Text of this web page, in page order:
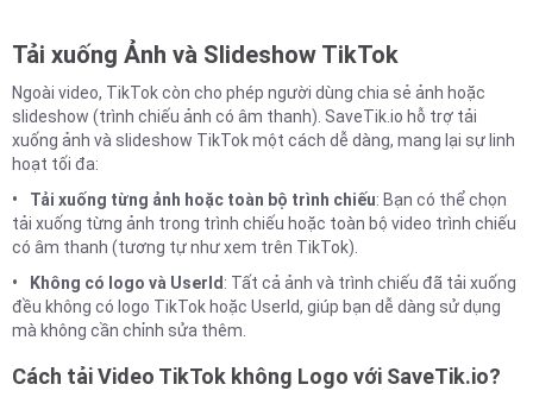
Tải xuống Ảnh và Slideshow TikTok
Ngoài video, TikTok còn cho phép người dùng chia sẻ ảnh hoặc
slideshow (trình chiếu ảnh có âm thanh). SaveTik.io hỗ trợ tải
xuống ảnh và slideshow TikTok một cách dễ dàng, mang lại sự linh
hoạt tối đa:
Tải xuống từng ảnh hoặc toàn bộ trình chiếu: Bạn có thể chọn
tải xuống từng ảnh trong trình chiếu hoặc toàn bộ video trình chiếu
có âm thanh (tương tự như xem trên TikTok).
Không có logo và UserId : Tất cả ảnh và trình chiếu đã tải xuống
đều không có logo TikTok hoặc UserId, giúp bạn dễ dàng sử dụng
mà không cần chỉnh sửa thêm.
Cách tải Video TikTok không Logo với SaveTik.io?